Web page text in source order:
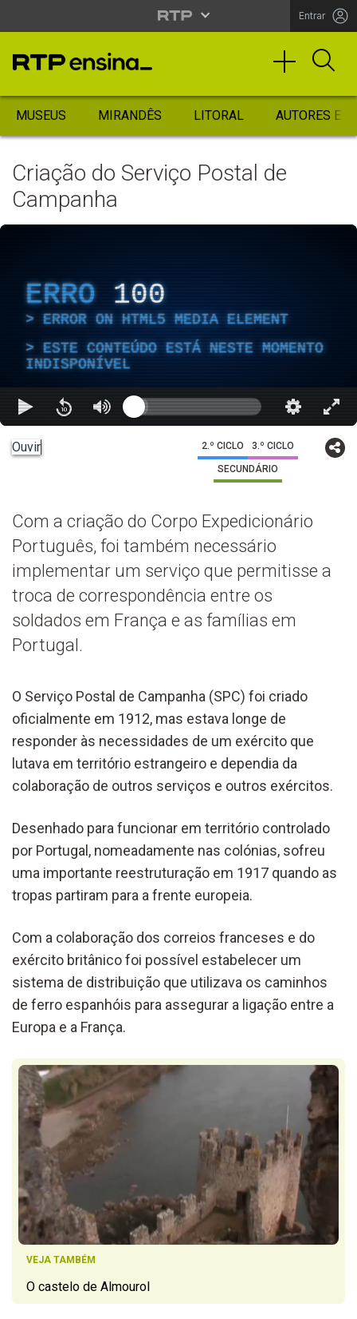
Entrar
MUSEUS MIRANDÊS LITORAL AUTORES
Criação do Serviço Postal de
Campanha
ERRO 100
ERROR ON HTML5 MEDIA ELEMENT
ESTE CONTEÚDO ESTÁ NESTE MOMENTO
INDISPONÍVEL
Ouvir 2.º CICLO 3.º CICLO
SECUNDÁRIO
Com a criação do Corpo Expedicionário
Português, foi também necessário
implementar um serviço que permitisse a
troca de correspondência entre os
soldados em França e as famílias em
Portugal.
O Serviço Postal de Campanha (SPC) foi criado
oficialmente em 1912, mas estava longe de
responder às necessidades de um exército que
lutava em território estrangeiro e dependia da
colaboração de outros serviços e outros exércitos.
Desenhado para funcionar em território controlado
por Portugal, nomeadamente nas colónias, sofreu
uma importante reestruturação em 1917 quando as
tropas partiram para a frente europeia.
Com a colaboração dos correios franceses e do
exército britânico foi possível estabelecer um
sistema de distribuição que utilizava os caminhos
de ferro espanhóis para assegurar a ligação entre a
Europa e a França.
VEJA TAMBÉM
O castelo de Almourol